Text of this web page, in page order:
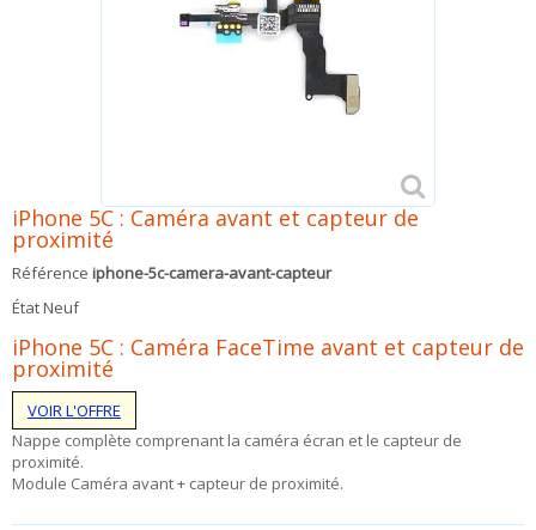
iPhone 5C : Caméra avant et capteur de
proximité
Référence iphone-5c-camera-avant-capteur
ÉtatNeuf
iPhone 5C : Caméra FaceTime avant et capteur de
proximité
VOIR L'OFFRE
Nappe complète comprenant la caméra écran et le capteur de
proximité.
Module Caméra avant + capteur de proximité.